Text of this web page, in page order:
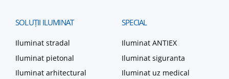
SOLUȚII ILUMINAT
Iluminat stradal
Iluminat pietonal
Iluminat arhitectural
SPECIAL
Iluminat ANTIEX
Iluminat siguranta
Iluminat uz medical